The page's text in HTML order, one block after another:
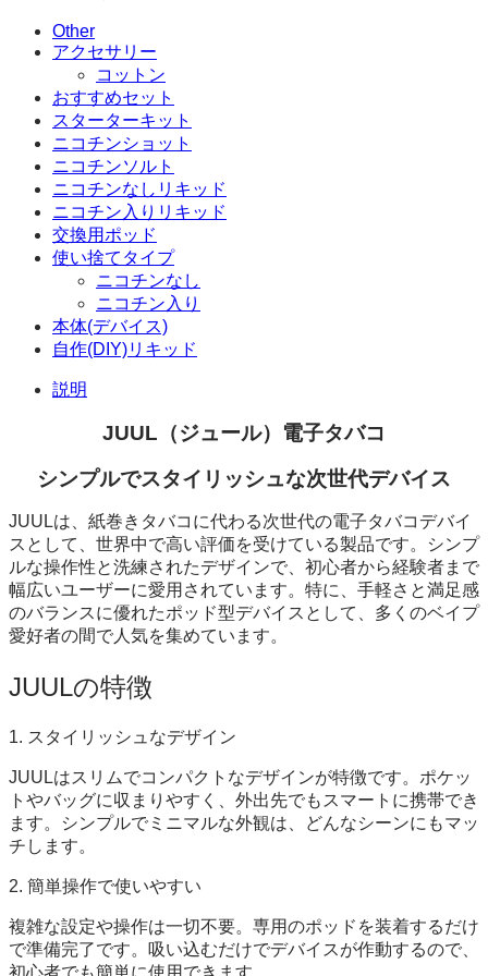
ニ
コ
ン
18mg
(1.2ml/
ド)
個
セ
個
Other
アクセサリー
コットン
おすすめセット
スターターキット
ニコチンショット
ニコチンソルト
ニコチンなしリキッド
ニコチン入りリキッド
交換用ポッド
使い捨てタイプ
ニコチンなし
ニコチン入り
本体(デバイス)
自作(DIY)リキッド
説明
JUUL（ジュール）電子タバコ
シンプルでスタイリッシュな次世代デバイス
JUULは、紙巻きタバコに代わる次世代の電子タバコデバイ
スとして、世界中で高い評価を受けている製品です。シンプ
ルな操作性と洗練されたデザインで、初心者から経験者まで
幅広いユーザーに愛用されています。特に、手軽さと満足感
のバランスに優れたポッド型デバイスとして、多くのベイプ
愛好者の間で人気を集めています。
JUULの特徴
1. スタイリッシュなデザイン
JUULはスリムでコンパクトなデザインが特徴です。ポケッ
トやバッグに収まりやすく、外出先でもスマートに携帯でき
ます。シンプルでミニマルな外観は、どんなシーンにもマッ
チします。
2. 簡単操作で使いやすい
複雑な設定や操作は一切不要。専用のポッドを装着するだけ
で準備完了です。吸い込むだけでデバイスが作動するので、
初心者でも簡単に使用できます。